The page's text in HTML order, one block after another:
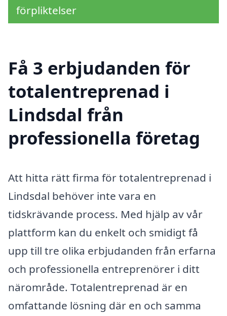
förpliktelser
Få 3 erbjudanden för
totalentreprenad i
Lindsdal från
professionella företag
Att hitta rätt firma för totalentreprenad i
Lindsdal behöver inte vara en
tidskrävande process. Med hjälp av vår
plattform kan du enkelt och smidigt få
upp till tre olika erbjudanden från erfarna
och professionella entreprenörer i ditt
närområde. Totalentreprenad är en
omfattande lösning där en och samma